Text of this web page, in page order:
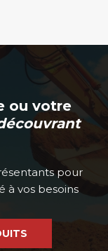
ou votre
pour
à vos besoins